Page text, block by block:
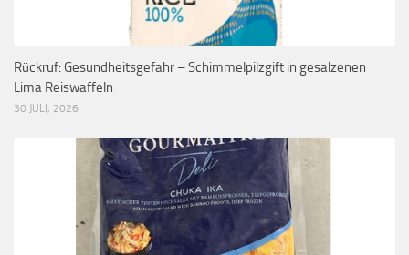
Rückruf: Gesundheitsgefahr – Schimmelpilzgift in gesalzenen
Lima Reiswaffeln
30 JULI, 2026